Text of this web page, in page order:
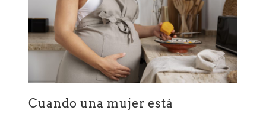
Cuando una mujer está